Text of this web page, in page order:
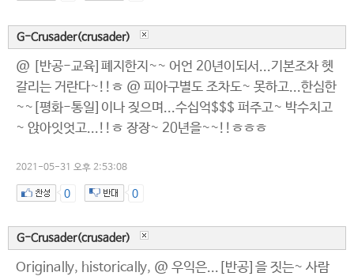
G-Crusader(crusader)
@ [반공-교육]폐지한지~~ 어언 20년이되서...기본조차 헷
갈리는 거란다~!!ㅎ @ 피아구별도 조차도~ 못하고...한심한
~~[평화-통일]이나 짖으며...수십억$$$ 퍼주고~ 박수치고
~ 앉아잇엇고...!!ㅎ 장장~ 20년을~~!!ㅎㅎㅎ
2021-05-31 오후 2:53:08
0 0
G-Crusader(crusader)
Originally, historically, @ 우익은...[반공]을 짓는~ 사람